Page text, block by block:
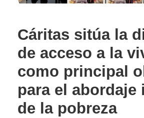
Cáritas sitúa la
de acceso a la
como principal
para el abordaje
de la pobreza